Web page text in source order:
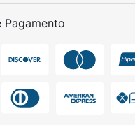
Pagamento